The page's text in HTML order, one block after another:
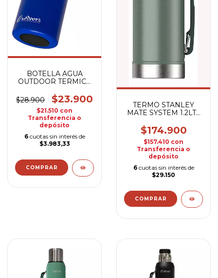
BOTELLA AGUA
OUTDOOR TERMICA
$28.900
$23.900
$21.510 con
Transferencia o
depósito
6 cuotas sin interés de
$3.983,33
TERMO STANLEY
MATE SYSTEM 1.2LTS
$174.900
$157.410 con
Transferencia o
depósito
6 cuotas sin interés de
$29.150